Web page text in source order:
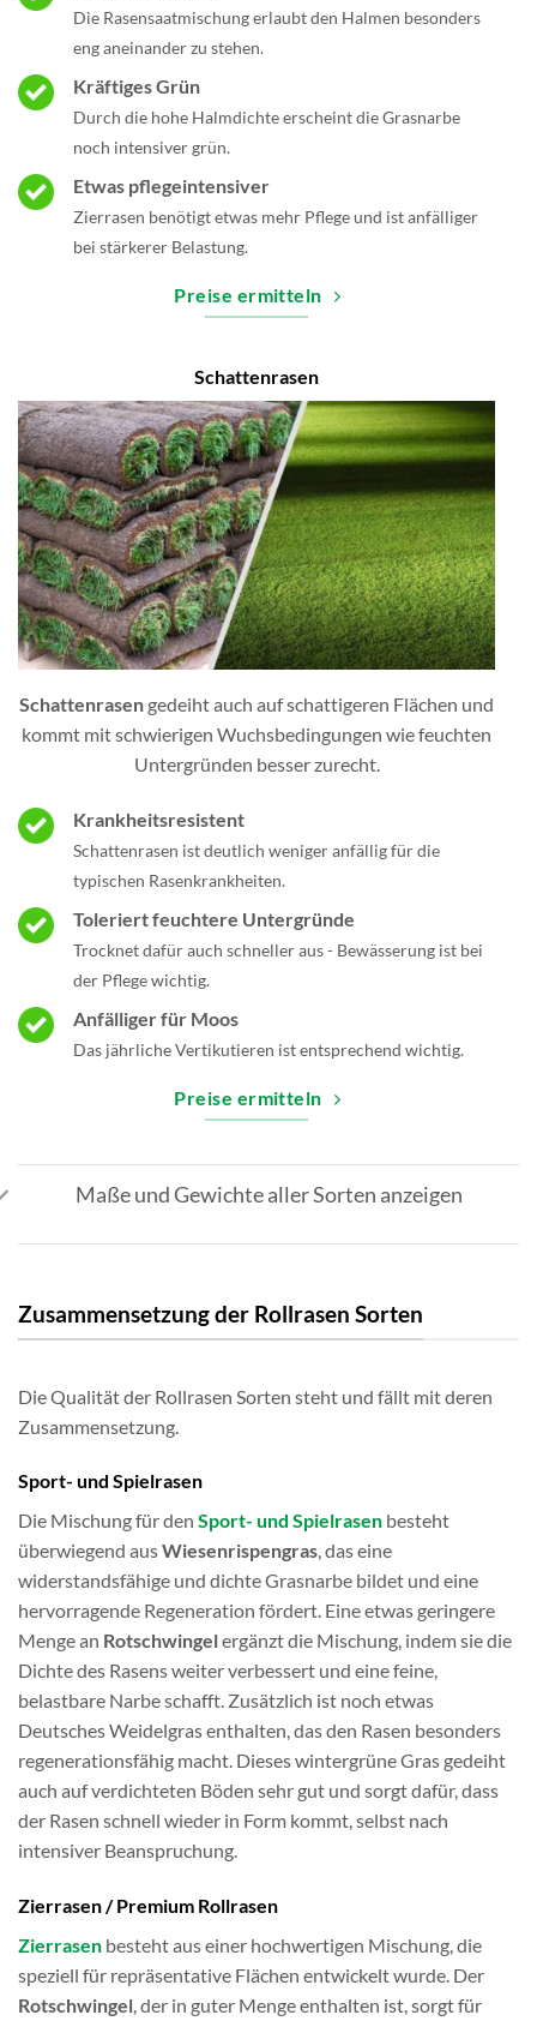
Die Rasensaatmischung erlaubt den Halmen besonders
eng aneinander zu stehen.
Kräftiges Grün
Durch die hohe Halmdichte erscheint die Grasnarbe
noch intensiver grün.
Etwas pflegeintensiver
Zierrasen benötigt etwas mehr Pflege und ist anfälliger
bei stärkerer Belastung.
Preise ermitteln
Schattenrasen
Schattenrasen gedeiht auch auf schattigeren Flächen und
kommt mit schwierigen Wuchsbedingungen wie feuchten
Untergründen besser zurecht.
Krankheitsresistent
Schattenrasen ist deutlich weniger anfällig für die
typischen Rasenkrankheiten.
Toleriert feuchtere Untergründe
Trocknet dafür auch schneller aus - Bewässerung ist bei
der Pflege wichtig.
Anfälliger für Moos
Das jährliche Vertikutieren ist entsprechend wichtig.
Preise ermitteln
Maße und Gewichte aller Sorten anzeigen
Zusammensetzung der Rollrasen Sorten
Die Qualität der Rollrasen Sorten steht und fällt mit deren
Zusammensetzung.
Sport- und Spielrasen
Die Mischung für den Sport- und Spielrasen besteht
überwiegend ausWiesenrispengras, das eine
widerstandsfähige und dichte Grasnarbe bildet und eine
hervorragende Regeneration fördert. Eine etwas geringere
Menge an Rotschwingelergänzt die Mischung, indem sie die
Dichte des Rasens weiter verbessert und eine feine,
belastbare Narbe schafft. Zusätzlich ist noch etwas
Deutsches Weidelgras enthalten, das den Rasen besonders
regenerationsfähig macht. Dieses wintergrüne Gras gedeiht
auch auf verdichteten Böden sehr gut und sorgt dafür, dass
der Rasen schnell wieder in Form kommt, selbst nach
intensiver Beanspruchung.
Zierrasen / Premium Rollrasen
Zierrasen besteht aus einer hochwertigen Mischung, die
speziell für repräsentative Flächen entwickelt wurde. Der
Rotschwingel, der in guter Menge enthalten ist, sorgt für